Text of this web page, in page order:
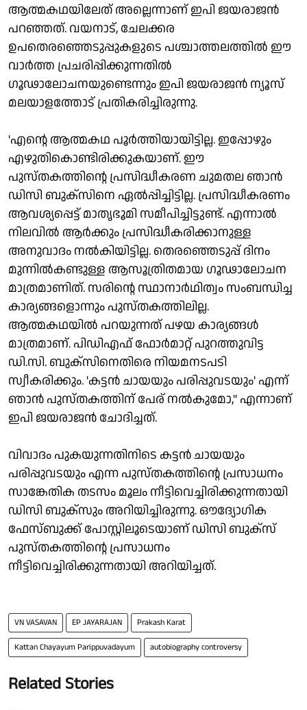
ആത്മകഥയിലേത് അല്ലെന്നാണ് ഇപി ജയരാജന്‍
പറഞ്ഞത്. വയനാട്, ചേലക്കര
ഉപതെരഞ്ഞെടുപ്പുകളുടെ പശ്ചാത്തലത്തില്‍ ഈ
വാര്‍ത്ത പ്രചരിപ്പിക്കുന്നതില്‍
ഗൂഢാലോചനയുണ്ടെന്നും ഇപി ജയരാജന്‍ ന്യൂസ്
മലയാളത്തോട് പ്രതികരിച്ചിരുന്നു.
'എന്റെ ആത്മകഥ പൂര്‍ത്തിയായിട്ടില്ല. ഇപ്പോഴും
എഴുതികൊണ്ടിരിക്കുകയാണ്. ഈ
പുസ്തകത്തിന്റെ പ്രസിദ്ധീകരണ ചുമതല ഞാന്‍
ഡിസി ബുക്‌സിനെ ഏല്‍പ്പിച്ചിട്ടില്ല. പ്രസിദ്ധീകരണം
ആവശ്യപ്പെട്ട് മാതൃഭൂമി സമീപിച്ചിട്ടുണ്ട്. എന്നാല്‍
നിലവില്‍ ആര്‍ക്കും പ്രസിദ്ധീകരിക്കാനുള്ള
അനുവാദം നല്‍കിയിട്ടില്ല. തെരഞ്ഞെടുപ്പ് ദിനം
മുന്നില്‍കണ്ടുള്ള ആസൂത്രിതമായ ഗൂഢാലോചന
മാത്രമാണിത്. സരിന്റെ സ്ഥാനാര്‍ഥിത്വം സംബന്ധിച്ച
കാര്യങ്ങളൊന്നും പുസ്തകത്തിലില്ല.
ആത്മകഥയില്‍ പറയുന്നത് പഴയ കാര്യങ്ങള്‍
മാത്രമാണ്. പിഡിഎഫ് ഫോര്‍മാറ്റ് പുറത്തുവിട്ട
ഡി.സി. ബുക്‌സിനെതിരെ നിയമനടപടി
സ്വീകരിക്കും. 'കട്ടന്‍ ചായയും പരിപ്പുവടയും' എന്ന്
ഞാന്‍ പുസ്തകത്തിന് പേര് നല്‍കുമോ,'' എന്നാണ്
ഇപി ജയരാജന്‍ ചോദിച്ചത്.
വിവാദം പുകയുന്നതിനിടെ കട്ടന്‍ ചായയും
പരിപ്പുവടയും എന്ന പുസ്തകത്തിന്റെ പ്രസാധനം
സാങ്കേതിക തടസം മൂലം നീട്ടിവെച്ചിരിക്കുന്നതായി
ഡിസി ബുക്‌സും അറിയിച്ചിരുന്നു. ഔദ്യോഗിക
ഫേസ്ബുക്ക് പോസ്റ്റിലൂടെയാണ് ഡിസി ബുക്‌സ്
പുസ്തകത്തിന്റെ പ്രസാധനം
നീട്ടിവെച്ചിരിക്കുന്നതായി അറിയിച്ചത്.
VN VASAVAN EP JAYARAJAN Prakash Karat
Kattan Chayayum Parippuvadayum autobiography controversy
Related Stories